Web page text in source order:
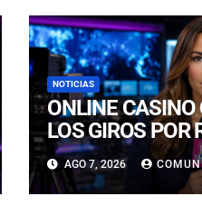
NOTICIAS
ONLINE
LOS GIROS POR
REALMENTE
AGO 7, 2026